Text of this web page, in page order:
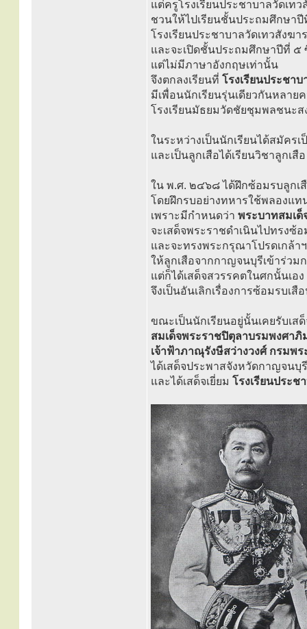
แต่ครูโรงเรียนประชาบาลวัดเทว
ชวนให้ไปเรียนชั้นประถมศึกษา
โรงเรียนประชาบาลวัดเทวสังฆ
และจะเปิดชั้นประถมศึกษาปีที่ ๕
แต่ไม่มีภาษาอังกฤษเท่านั้น
จึงตกลงเรียนที่ โรงเรียนประชา
มีเพื่อนนักเรียนรุ่นเดียวกันหลาย
โรงเรียนมัธยมวัดชัยชุมพลชนะส
ในระหว่างเป็นนักเรียนได้สมัคร
และเป็นลูกเสือได้เรียนวิชาลูกเสื
ใน พ.ศ. ๒๔๖๘ ได้ฝึกซ้อมรบลูกเ
โดยฝึกรบอย่างทหารใช้พลองแท
เพราะมีกำหนดว่า พระบาทสมเด็
จะเสด็จพระราชดำเนินไปทรงซ้
และจะทรงพระกรุณาโปรดเกล้าฯ
ให้ลูกเสือจากกาญจนบุรีเข้าร่วม
แต่ก็ได้เสด็จสวรรคตในศกนั้นเอง
จึงเป็นอันเลิกเรื่องการซ้อมรบเสื
ขณะเป็นนักเรียนอยู่นั้นเคยรับเส
สมเด็จพระราชปิตุลาบรมพงศาภิ
เจ้าฟ้าภาณุรังษีสว่างวงศ์ กรมพ
ได้เสด็จประพาสจังหวัดกาญจนบุรี
และได้เสด็จเยี่ยม โรงเรียนประช